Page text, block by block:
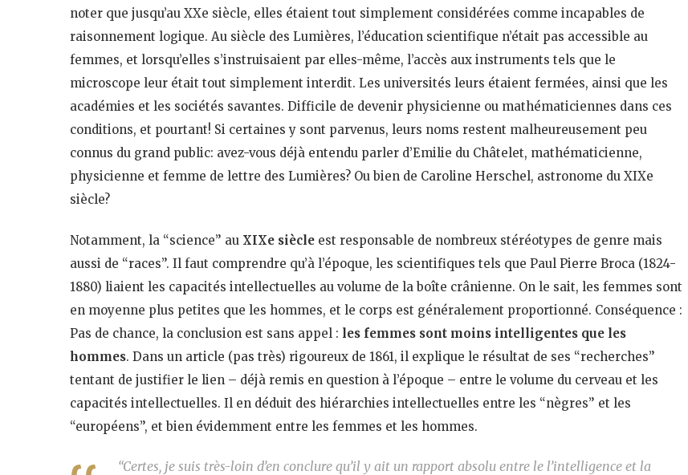
noter que jusqu’au XXe siècle, elles étaient tout simplement considérées comme incapables de
raisonnement logique. Au siècle des Lumières, l’éducation scientifique n’était pas accessible au
femmes, et lorsqu’elles s’instruisaient par elles-même, l’accès aux instruments tels que le
microscope leur était tout simplement interdit. Les universités leurs étaient fermées, ainsi que les
académies et les sociétés savantes. Difficile de devenir physicienne ou mathématiciennes dans ces
conditions, et pourtant! Si certaines y sont parvenus, leurs noms restent malheureusement peu
connus du grand public: avez-vous déjà entendu parler d’Emilie du Châtelet, mathématicienne,
physicienne et femme de lettre des Lumières? Ou bien de Caroline Herschel, astronome du XIXe
siècle?
Notamment, la “science” au XIXe siècle est responsable de nombreux stéréotypes de genre mais
aussi de “races”. Il faut comprendre qu’à l’époque, les scientifiques tels que Paul Pierre Broca (1824-
1880) liaient les capacités intellectuelles au volume de la boîte crânienne. On le sait, les femmes sont
en moyenne plus petites que les hommes, et le corps est généralement proportionné. Conséquence :
Pas de chance, la conclusion est sans appel : les femmes sont moins intelligentes que les
hommes. Dans un article (pas très) rigoureux de 1861, il explique le résultat de ses “recherches”
tentant de justifier le lien – déjà remis en question à l’époque – entre le volume du cerveau et les
capacités intellectuelles. Il en déduit des hiérarchies intellectuelles entre les “nègres” et les
“européens”, et bien évidemment entre les femmes et les hommes.
“Certes, je suis très-loin d’en conclure qu’il y ait un rapport absolu entre le l’intelligence et la